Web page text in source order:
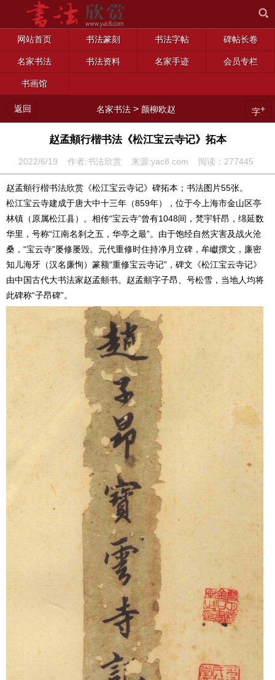
网站首页 书法篆刻 书法字帖 碑帖长卷
名家书法 书法资料 名家手迹 会员专栏
书画馆
返回 名家书法 > 颜柳欧赵 字+
赵孟頫行楷书法《松江宝云寺记》拓本
2022/6/19 作者:书法欣赏 来源:yac8.com 阅读： 277445
赵孟頫行楷书法欣赏《松江宝云寺记》碑拓本；书法图片55张。
松江宝云寺建成于唐大中十三年（859年），位于今上海市金山区亭
林镇（原属松江县）。相传“宝云寺”曾有1048间，梵宇轩昂，绵延数
华里，号称“江南名刹之五，华亭之最”。由于饱经自然灾害及战火沧
桑，“宝云寺”屡修屡毁。元代重修时住持净月立碑，牟巘撰文，廉密
知儿海牙（汉名廉恂）篆额“重修宝云寺记”，碑文《松江宝云寺记》
由中国古代大书法家赵孟頫书。赵孟頫字子昂、号松雪，当地人均将
此碑称“子昂碑”。